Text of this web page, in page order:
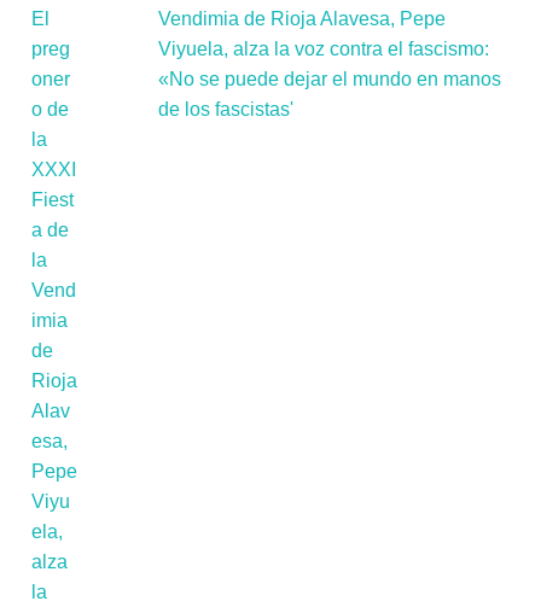
Vendimia de Rioja Alavesa, Pepe
Viyuela, alza la voz contra el fascismo:
«No se puede dejar el mundo en manos
de los fascistas'